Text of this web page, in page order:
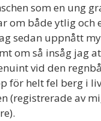
som en ung
om både ytlig och
sedan uppnått
om så insåg jag
vid den
för helt fel berg i
(registrerade av